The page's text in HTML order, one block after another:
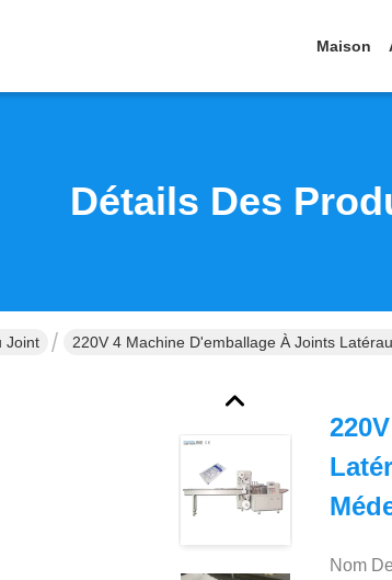
Maison
Détails Des
Joint 220V 4 Machine D'emballage À Joints
Nom